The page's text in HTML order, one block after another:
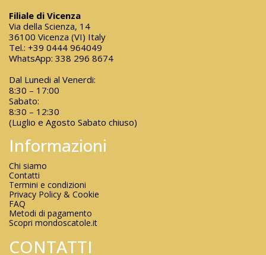
Filiale di Vicenza
Via della Scienza, 14
36100 Vicenza (VI) Italy
Tel.: +39 0444 964049
WhatsApp: 338 296 8674
Dal Lunedi al Venerdi:
8:30 – 17:00
Sabato:
8:30 – 12:30
(Luglio e Agosto Sabato chiuso)
Informazioni
Chi siamo
Contatti
Termini e condizioni
Privacy Policy & Cookie
FAQ
Metodi di pagamento
Scopri mondoscatole.it
CONTATTI